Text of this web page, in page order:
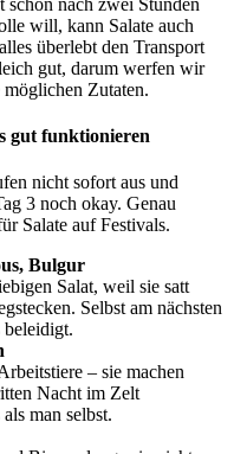
will, kann Salate auch
überlebt den Transport
gut, darum werfen wir
Zutaten.
gut funktionieren
nicht sofort aus und
3 noch okay. Genau
Salate auf Festivals.
Bulgur
Salat, weil sie satt
Selbst am nächsten
beleidigt.
– sie machen
Nacht im Zelt
man selbst.